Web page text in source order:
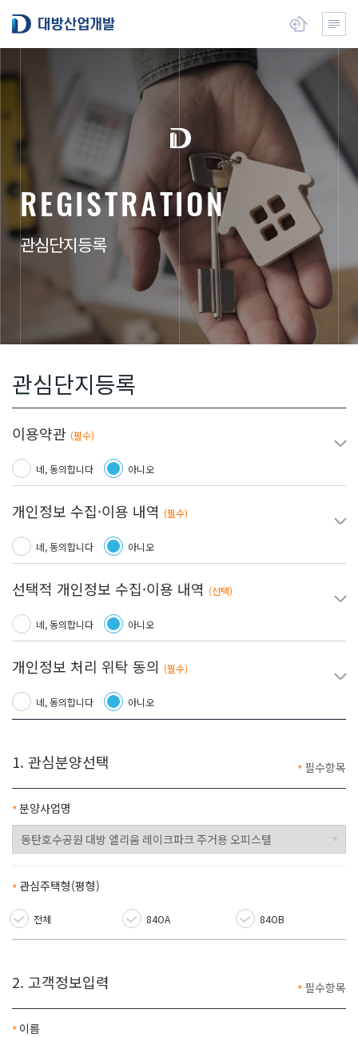
전체
REGISTRATION
관심단지등록
관심단지등록
이용약관 (필수)
네, 동의합니다 아니오
개인정보 수집·이용 내역 (필수)
네, 동의합니다 아니오
선택적 개인정보 수집·이용 내역 (선택)
네, 동의합니다 아니오
개인정보 처리 위탁 동의 (필수)
네, 동의합니다 아니오
1. 관심분양선택 필수항목
필수항목
분양사업명
필수항목
관심주택형(평형)
전체 84OA 84OB
2. 고객정보입력 필수항목
필수항목
이름
열기